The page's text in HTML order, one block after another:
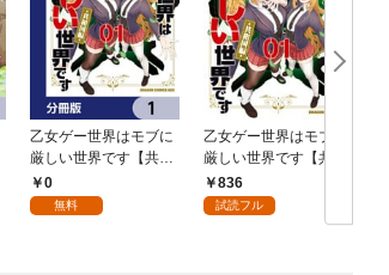
乙女ゲー世界はモブに
厳しい世界です【共和
国編】【分冊版】 1
0
無料
乙女ゲー世界はモブに
厳しい世界です【共和
国編】 ０１
836
試読フル